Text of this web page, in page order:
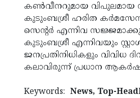
കൺവീനറുമായ വിപുലമായ
കുടുംബശ്രീ ഹരിത കർമസേന
സെന്റർ എന്നിവ
കുടുംബശ്രീ എന്നിവയും
ജനപ്രതിനിധികളും വിവിധ
കലാവിരുന്ന് പ്രധാന
Keywords: News, Top-